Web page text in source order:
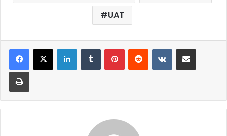
UAT
LinkedInTumblrPinterestReddit VKontakteCompartir por correo
Imprimir